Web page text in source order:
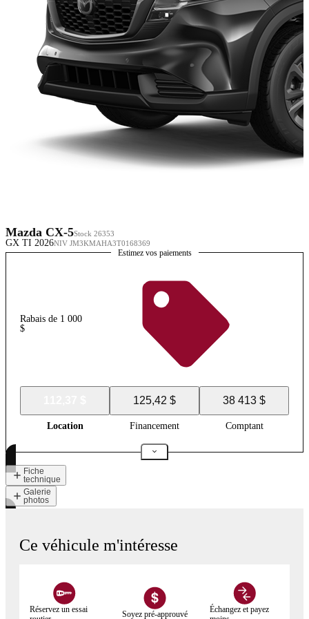
Mazda CX-5Stock 26353
GX TI 2026NIV JM3KMAHA3T0168369
Estimez vos paiements
Rabais de 1 000
$
125,42 $ 38 413 $
Location Financement Comptant
Fiche
technique
Galerie
photos
Ce véhicule m'intéresse
Réservez un essai
Soyez pré-approuvé
Échangez et payez